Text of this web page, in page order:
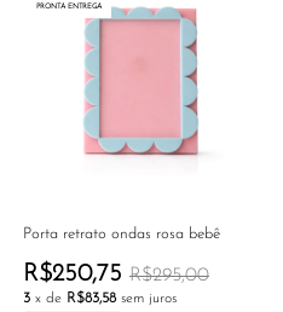
PRONTA ENTREGA
Porta retrato ondas rosa bebê
R$250,75 R$295,00
3 x de R$83,58 sem juros